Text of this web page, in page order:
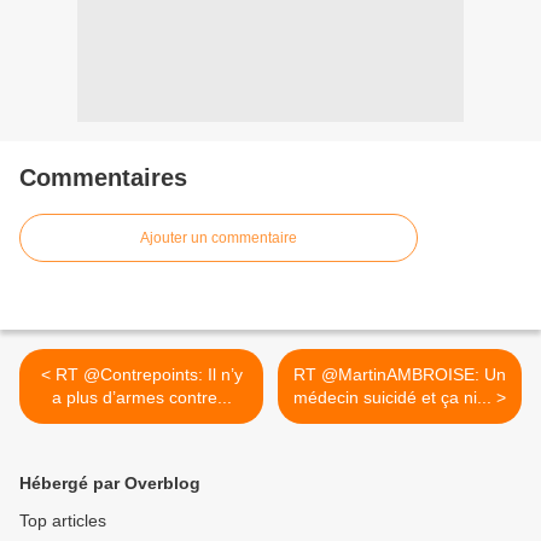
Commentaires
Ajouter un commentaire
< RT @Contrepoints: Il n’y
a plus d’armes contre...
RT @MartinAMBROISE: Un
médecin suicidé et ça ni... >
Hébergé par Overblog
Top articles